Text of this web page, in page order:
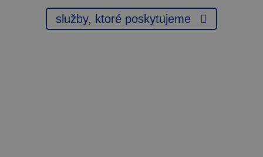
služby, ktoré poskytujeme